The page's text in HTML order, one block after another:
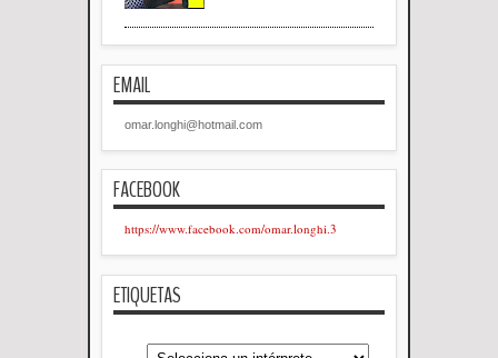
EMAIL
omar.longhi@hotmail.com
FACEBOOK
https://www.facebook.com/omar.longhi.3
ETIQUETAS